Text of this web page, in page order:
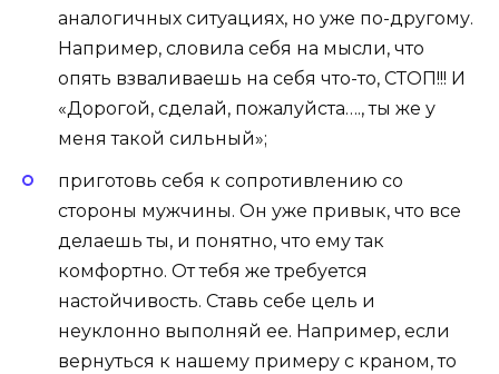
аналогичных ситуациях, но уже по-другому.
Например, словила себя на мысли, что
опять взваливаешь на себя что-то, СТОП!!! И
«Дорогой, сделай, пожалуйста…., ты же у
меня такой сильный»;
приготовь себя к сопротивлению со
стороны мужчины. Он уже привык, что все
делаешь ты, и понятно, что ему так
комфортно. От тебя же требуется
настойчивость. Ставь себе цель и
неуклонно выполняй ее. Например, если
вернуться к нашему примеру с краном, то